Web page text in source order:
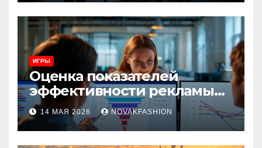
ИГРЫ
Оценка показателей
эффективности рекламы
при атрибуции
множественных точек
касания
14 МАЯ 2026 NOVAKFASHION